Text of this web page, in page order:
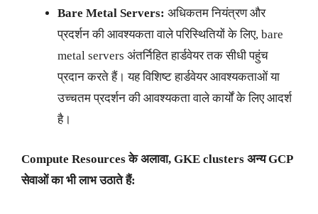
Bare Metal Servers: अधिकतम नियंत्रण और
प्रदर्शन की आवश्यकता वाले परिस्थितियों के लिए, bare
metal servers अंतर्निहित हार्डवेयर तक सीधी पहुंच
प्रदान करते हैं। यह विशिष्ट हार्डवेयर आवश्यकताओं या
उच्चतम प्रदर्शन की आवश्यकता वाले कार्यों के लिए आदर्श
है।
Compute Resourcesके अलावा, GKE clusters अन्यGCP
सेवाओं का भी लाभ उठाते हैं: